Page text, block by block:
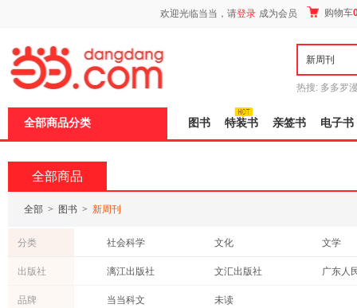
欢迎光临当当，请登录 成为会员 购物车
热搜: 多多罗
全部商品分类 图书 特装书 亲签书 电子书
全部商品
全部 > 图书 > 新周刊
分类 社会科学 文化
文学
成功/励志
两性关系
小说
出版社 漓江出版社 文汇出版社
广东人
岳麓书社
品牌 当当科文 未读
页
加